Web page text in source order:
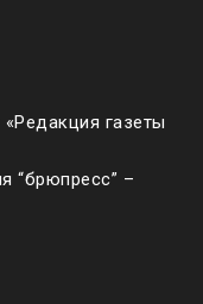
газеты
“брюпресс” –